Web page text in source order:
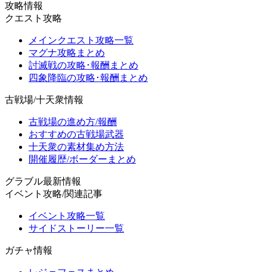
攻略情報
クエスト攻略
メインクエスト攻略一覧
マグナ攻略まとめ
討滅戦の攻略･報酬まとめ
四象降臨の攻略･報酬まとめ
古戦場/十天衆情報
古戦場の進め方/報酬
おすすめの古戦場武器
十天衆の素材集め方法
開催履歴/ボーダーまとめ
グラブル最新情報
イベント攻略/関連記事
イベント攻略一覧
サイドストーリー一覧
ガチャ情報